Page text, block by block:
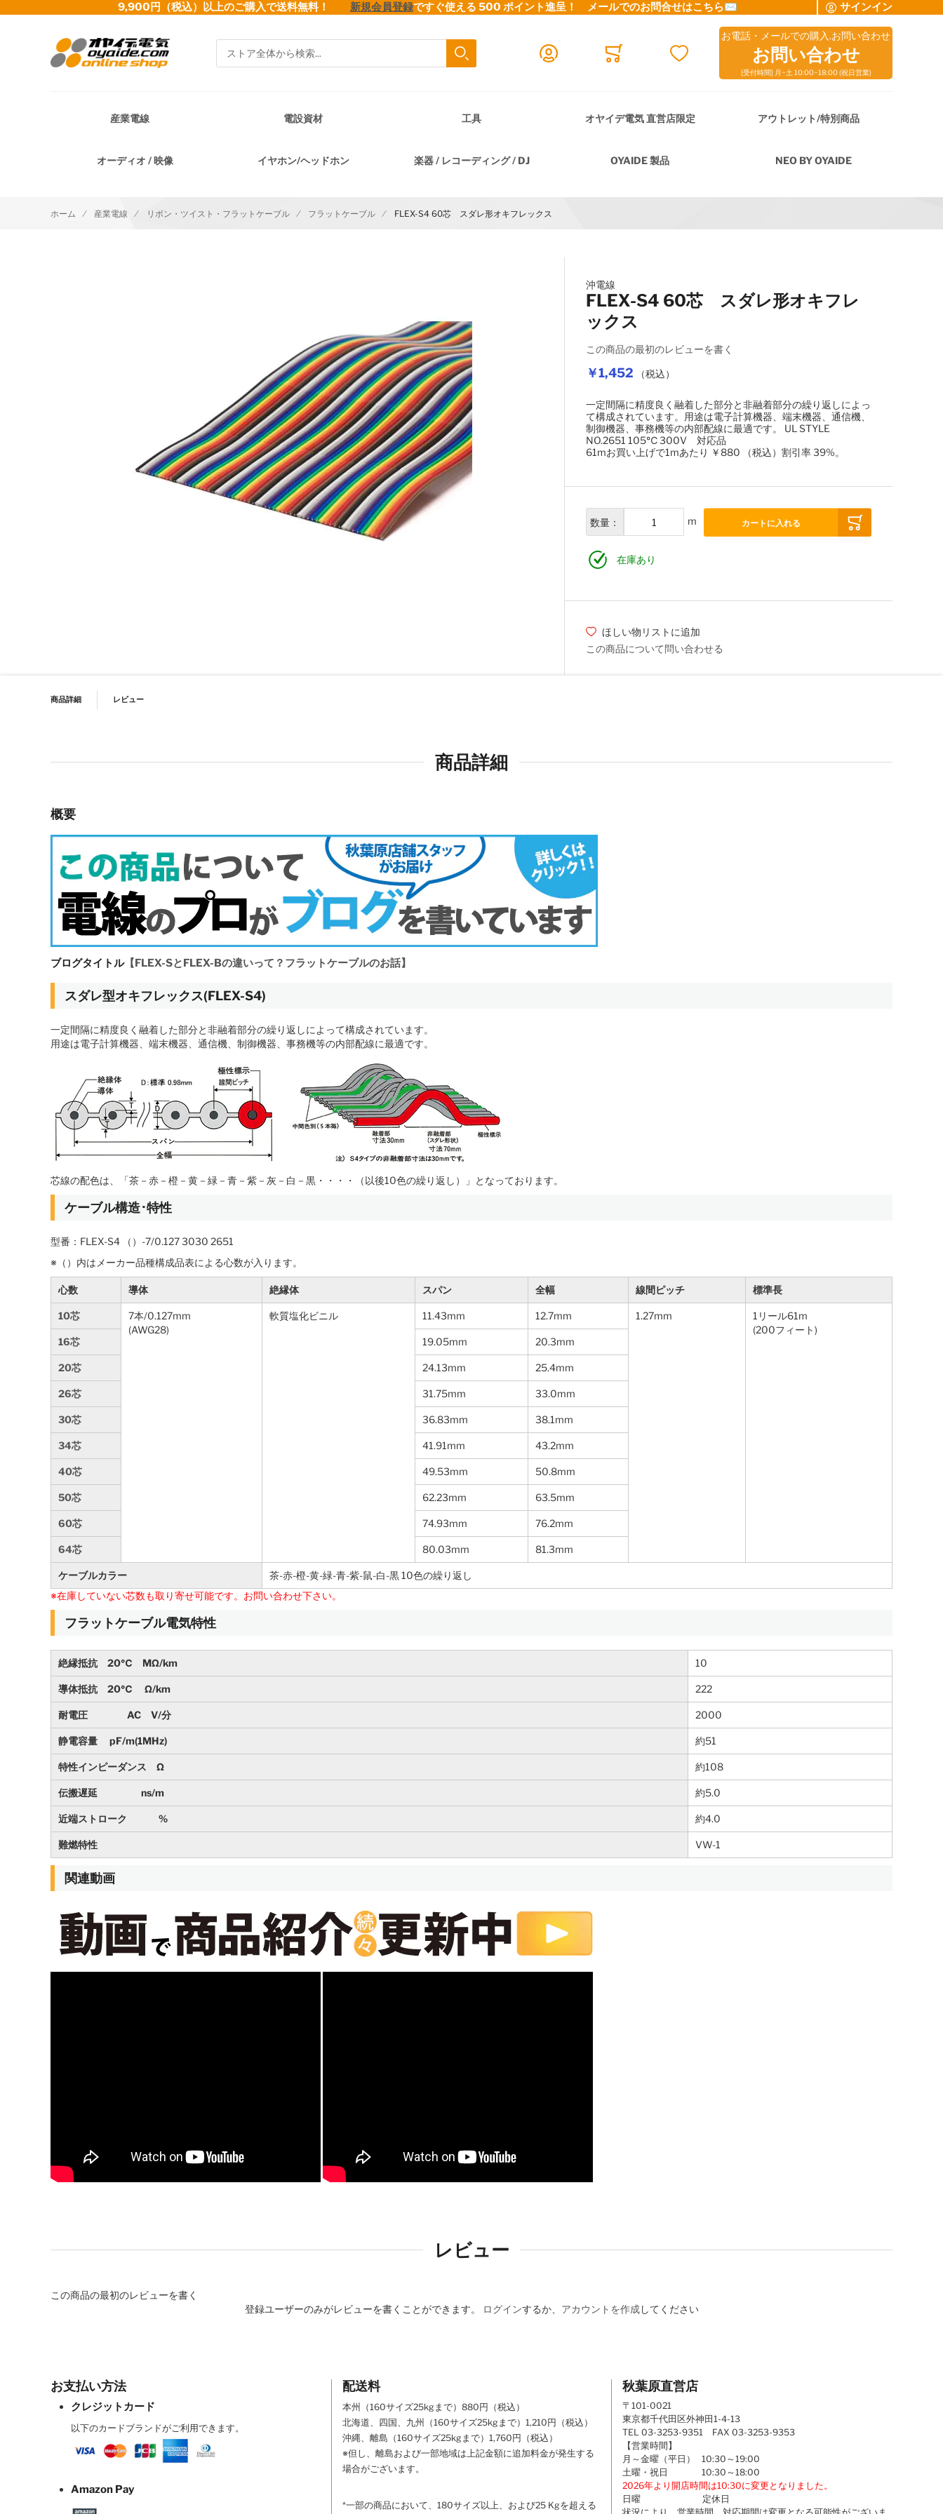
9,900円（税込）以上のご購入で送料無料！ 新規会員登録ですぐ使える 500 ポイント進呈！ メールでのお問合せはこちら✉ サインイン
検索
Close search
検索
お電話・メールでの購入.お問い合わせ
お問い合わせ
[受付時間] 月~土 10:00~18:00 (祝日営業)
産業電線 電設資材 工具 オヤイデ電気 直営店限定 アウトレット/特別商品
オーディオ / 映像 イヤホン/ヘッドホン 楽器 / レコーディング / DJ OYAIDE 製品 NEO BY OYAIDE
ホーム 産業電線 リボン・ツイスト・フラットケーブル フラットケーブル FLEX-S4 60芯 スダレ形オキフレックス
沖電線
FLEX-S4 60芯 スダレ形オキフレ
ックス
この商品の最初のレビューを書く
￥1,452 （税込）
一定間隔に精度良く融着した部分と非融着部分の繰り返しによっ
て構成されています。用途は電子計算機器、端末機器、通信機、
制御機器、事務機等の内部配線に最適です。 UL STYLE
NO.2651 105℃ 300V 対応品
61mお買い上げで1mあたり ￥880 （税込） 割引率39%。
数量： m カートに入れる
在庫あり
ほしい物リストに追加
この商品について問い合わせる
商品詳細 レビュー
商品詳細
概要
ブログタイトル【FLEX-SとFLEX-Bの違いって？フラットケーブルのお話】
スダレ型オキフレックス(FLEX-S4)
一定間隔に精度良く融着した部分と非融着部分の繰り返しによって構成されています。
用途は電子計算機器、端末機器、通信機、制御機器、事務機等の内部配線に最適です。
芯線の配色は、「茶－赤－橙－黄－緑－青－紫－灰－白－黒・・・・（以後10色の繰り返し）」となっております。
ケーブル構造･特性
型番：FLEX-S4 （）-7/0.127 3030 2651
※（）内はメーカー品種構成品表による心数が入ります。
心数 導体 絶縁体 スパン 全幅 線間ピッチ 標準長
10芯
7本/0.127mm
(AWG28)
軟質塩化ビニル 11.43mm 12.7mm 1.27mm
1リール61m
(200フィート)
16芯
19.05mm 20.3mm
20芯 24.13mm 25.4mm
26芯 31.75mm 33.0mm
30芯 36.83mm 38.1mm
34芯 41.91mm 43.2mm
40芯 49.53mm 50.8mm
50芯 62.23mm 63.5mm
60芯 74.93mm 76.2mm
64芯 80.03mm 81.3mm
ケーブルカラー
茶-赤-橙-黄-緑-青-紫-鼠-白-黒 10色の繰り返し
※在庫していない芯数も取り寄せ可能です。お問い合わせ下さい。
フラットケーブル電気特性
絶縁抵抗 20℃ MΩ/km 10
導体抵抗 20℃ Ω/km 222
耐電圧 AC V/分 2000
静電容量 pF/m(1MHz) 約51
特性インピーダンス Ω 約108
伝搬遅延 ns/m 約5.0
近端ストローク % 約4.0
難燃特性 VW-1
関連動画
レビュー
この商品の最初のレビューを書く
登録ユーザーのみがレビューを書くことができます。
ログインするか、 アカウントを作成してください
お支払い方法
クレジットカード
以下のカードブランドがご利用できます。
Amazon Pay
配送料
本州（160サイズ25kgまで）880円（税込）
北海道、四国、九州 （160サイズ25kgまで） 1,210円（税込）
沖縄、離島 （160サイズ25kgまで） 1,760円（税込）
※但し、離島および一部地域は上記金額に追加料金が発生する
場合がございます。
*一部の商品において、180サイズ以上、および25 Kgを超える
秋葉原直営店
〒101-0021
東京都千代田区外神田1-4-13
TEL 03-3253-9351 FAX 03-3253-9353
【営業時間】
月～金曜（平日） 10:30～19:00
土曜・祝日 10:30～18:00
2026年より開店時間は10:30に変更となりました。
日曜 定休日